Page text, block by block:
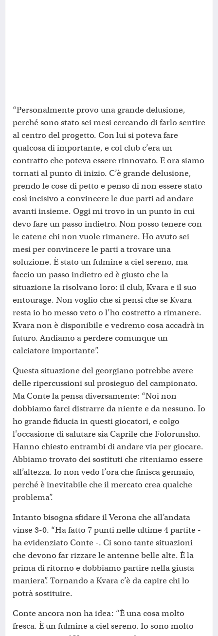
“Personalmente provo una grande delusione,
perché sono stato sei mesi cercando di farlo sentire
al centro del progetto. Con lui si poteva fare
qualcosa di importante, e col club c’era un
contratto che poteva essere rinnovato. E ora siamo
tornati al punto di inizio. C’è grande delusione,
prendo le cose di petto e penso di non essere stato
così incisivo a convincere le due parti ad andare
avanti insieme. Oggi mi trovo in un punto in cui
devo fare un passo indietro. Non posso tenere con
le catene chi non vuole rimanere. Ho avuto sei
mesi per convincere le parti a trovare una
soluzione. È stato un fulmine a ciel sereno, ma
faccio un passo indietro ed è giusto che la
situazione la risolvano loro: il club, Kvara e il suo
entourage. Non voglio che si pensi che se Kvara
resta io ho messo veto o l’ho costretto a rimanere.
Kvara non è disponibile e vedremo cosa accadrà in
futuro. Andiamo a perdere comunque un
calciatore importante”.
Questa situazione del georgiano potrebbe avere
delle ripercussioni sul prosieguo del campionato.
Ma Conte la pensa diversamente: “Noi non
dobbiamo farci distrarre da niente e da nessuno. Io
ho grande fiducia in questi giocatori, e colgo
l'occasione di salutare sia Caprile che Folorunsho.
Hanno chiesto entrambi di andare via per giocare.
Abbiamo trovato dei sostituti che riteniamo essere
all’altezza. Io non vedo l’ora che finisca gennaio,
perché è inevitabile che il mercato crea qualche
problema”.
Intanto bisogna sfidare il Verona che all’andata
vinse 3-0. “Ha fatto 7 punti nelle ultime 4 partite -
ha evidenziato Conte -. Ci sono tante situazioni
che devono far rizzare le antenne belle alte. È la
prima di ritorno e dobbiamo partire nella giusta
maniera”. Tornando a Kvara c’è da capire chi lo
potrà sostituire.
Conte ancora non ha idea: “È una cosa molto
fresca. È un fulmine a ciel sereno. Io sono molto